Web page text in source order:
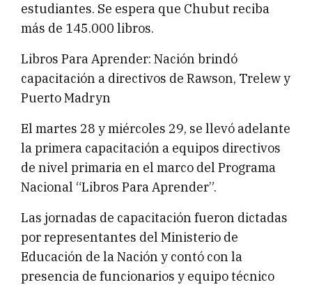
estudiantes. Se espera que Chubut reciba
más de 145.000 libros.
Libros Para Aprender: Nación brindó
capacitación a directivos de Rawson, Trelew y
Puerto Madryn
El martes 28 y miércoles 29, se llevó adelante
la primera capacitación a equipos directivos
de nivel primaria en el marco del Programa
Nacional “Libros Para Aprender”.
Las jornadas de capacitación fueron dictadas
por representantes del Ministerio de
Educación de la Nación y contó con la
presencia de funcionarios y equipo técnico